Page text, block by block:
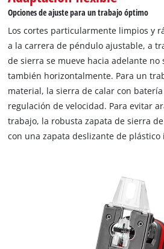
Opciones de ajuste para un trabajo óptimo
Los cortes particularmente limpios y
a la carrera de péndulo ajustable, a
de sierra se mueve hacia adelante
también horizontalmente. Para un
material, la sierra de calar con
regulación de velocidad. Para evitar
trabajo, la robusta zapata de sierra
con una zapata deslizante de plástico